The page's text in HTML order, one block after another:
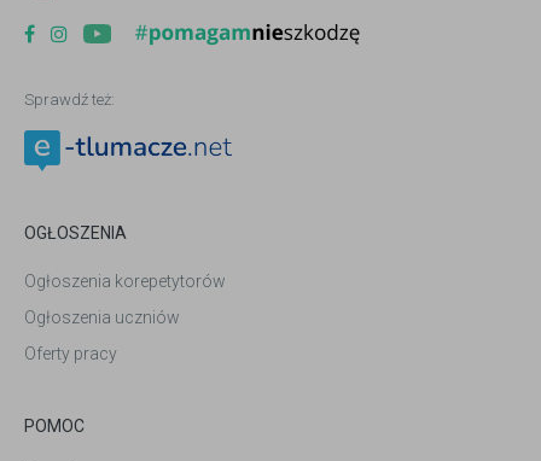
Sprawdź też:
OGŁOSZENIA
Ogłoszenia korepetytorów
Ogłoszenia uczniów
Oferty pracy
POMOC